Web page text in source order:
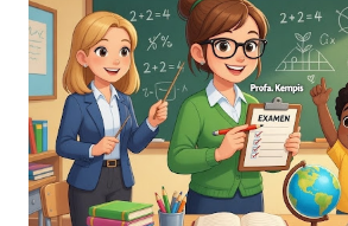
Útiles? Estos exámenes del segundo
grados de 1° a 6°, enfocados en
Saberes y Pensamiento Científico, Ética,
Sociedades, y De lo Humano y lo
enfoque práctico, incluyen preguntas con
reales, ideales para plataforma...